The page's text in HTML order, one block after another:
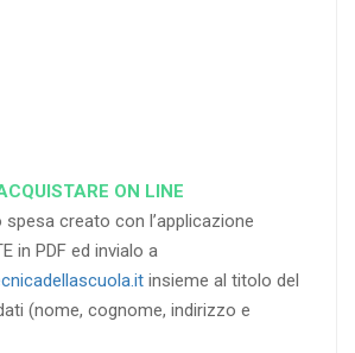
ON LINE
creato con l’applicazione
in PDF ed invialo a
insieme al titolo del
(nome, cognome, indirizzo e